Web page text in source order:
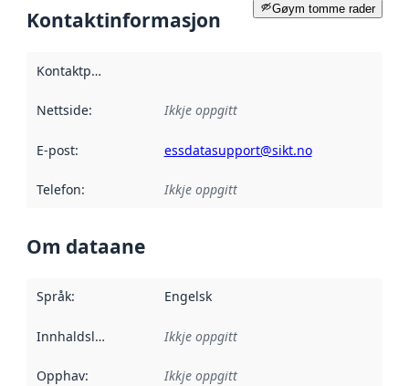
Gøym tomme rader
Kontaktinformasjon
Kontaktpunkt
Nettside: Ikkje oppgitt
E-post: essdatasupport@sikt.no
Telefon: Ikkje oppgitt
Om dataane
Språk: Engelsk
Innhaldsleverandørar :
Ikkje oppgitt
Opphav: Ikkje oppgitt